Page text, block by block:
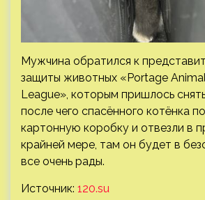
Мужчина обратился к
защиты животных «Portage
League», которым пришлось
после чего спасённого котёнка
картонную коробку и отвезли в
крайней мере, там он будет в
все очень рады.
Источник: 120.su